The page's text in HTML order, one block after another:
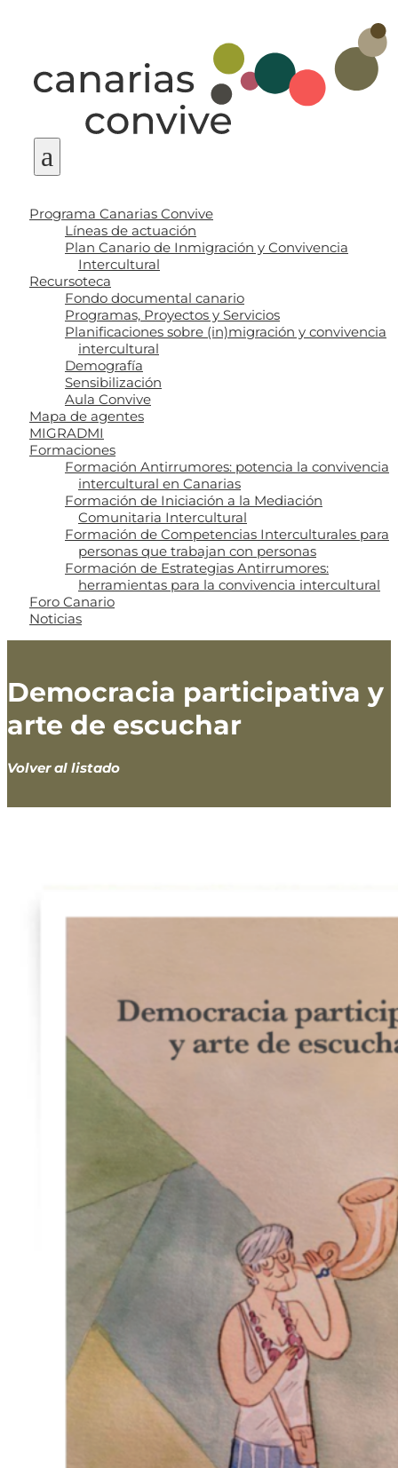
a
Programa Canarias Convive
Líneas de actuación
Plan Canario de Inmigración y Convivencia
Intercultural
Recursoteca
Fondo documental canario
Programas, Proyectos y Servicios
Planificaciones sobre (in)migración y convivencia
intercultural
Demografía
Sensibilización
Aula Convive
Mapa de agentes
MIGRADMI
Formaciones
Formación Antirrumores: potencia la convivencia
intercultural en Canarias
Formación de Iniciación a la Mediación
Comunitaria Intercultural
Formación de Competencias Interculturales para
personas que trabajan con personas
Formación de Estrategias Antirrumores:
herramientas para la convivencia intercultural
Foro Canario
Noticias
Democracia participativa y
arte de escuchar
Volver al listado